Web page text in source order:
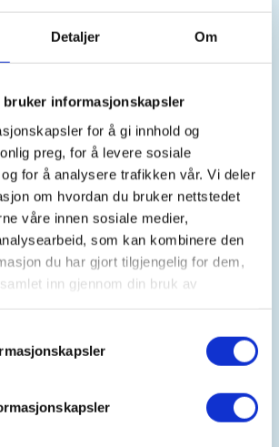
Detaljer Om
bruker informasjonskapsler
for å gi innhold og
preg, for å levere sosiale
for å analysere trafikken vår. Vi deler
om hvordan du bruker nettstedet
våre innen sosiale medier,
som kan kombinere den
du har gjort tilgjengelig for dem,
inn gjennom din bruk av
på villsvin og rådyrbukk på
i Sverige. På denne introjakten
innføring i praktisk jakt på villsvin
av felt vilt. Felt vilt vil bli både
vakuumpakket på stedet, slik at
på prosessen.
til at man har egen rifle med
villsvinjakt, og inneha det